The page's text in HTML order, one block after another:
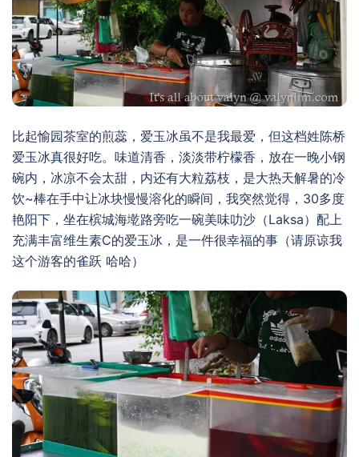
比起愉园茶室的煎蕊，爱玉冰虽不是我最爱，但这档姓陈桥
爱玉冰真很好吃。味道清香，淡淡带柠檬香，放在一晚小钢
碗内，冰凉不会太甜，内还有大粒荔枝，是大热天解暑的冷
饮~棒在手中让冰块慢慢溶化的瞬间，我突然觉得，30多度
艳阳下，坐在槟城海墘路旁吃一碗美味叻沙（Laksa）配上
充满丰富维生素C的爱玉冰，是一件很幸福的事（请原谅我
这个游客的雀跃 哈哈）